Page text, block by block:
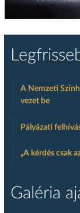
A Nemzeti
vezet be
Pályázati
„A kérdés csak
Galéria